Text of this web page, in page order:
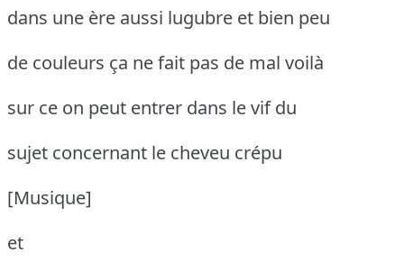
dans une ère aussi lugubre et bien peu
de couleurs ça ne fait pas de mal voilà
sur ce on peut entrer dans le vif du
sujet concernant le cheveu crépu
[Musique]
et